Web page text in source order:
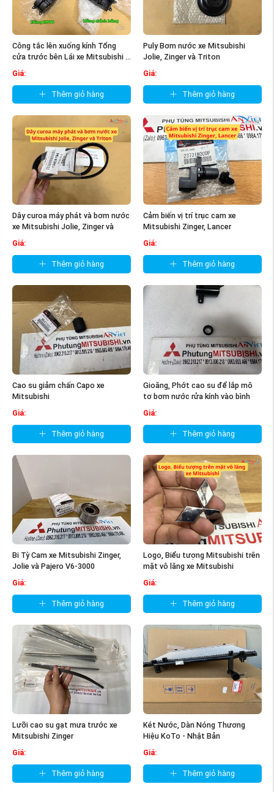
Công tắc lên xuống kính Tổng
cửa trước bên Lái xe Mitsubishi ...
Giá:
Thêm giỏ hàng
Puly Bơm nước xe Mitsubishi
Jolie, Zinger và Triton
Giá:
Thêm giỏ hàng
Dây curoa máy phát và bơm nước
xe Mitsubishi Jolie, Zinger và
Giá:
Thêm giỏ hàng
Cảm biến vị trí trục cam xe
Mitsubishi Zinger, Lancer
Giá:
Thêm giỏ hàng
Cao su giảm chấn Capo xe
Mitsubishi
Giá:
Thêm giỏ hàng
Gioăng, Phớt cao su để lắp mô
tơ bơm nước rửa kính vào bình
Giá:
Thêm giỏ hàng
Bi Tỳ Cam xe Mitsubishi Zinger,
Jolie và Pajero V6-3000
Giá:
Thêm giỏ hàng
Logo, Biểu tượng Mitsubishi trên
mặt vô lăng xe Mitsubishi
Giá:
Thêm giỏ hàng
Lưỡi cao su gạt mưa trước xe
Mitsubishi Zinger
Giá:
Thêm giỏ hàng
Két Nước, Dàn Nóng Thương
Hiệu KoTo - Nhật Bản
Giá:
Thêm giỏ hàng